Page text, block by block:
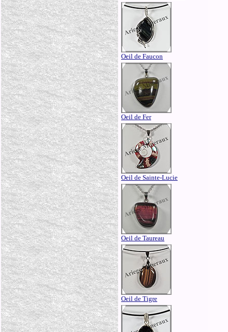
Oeil de Faucon
Oeil de Fer
Oeil de Sainte-Lucie
Oeil de Taureau
Oeil de Tigre